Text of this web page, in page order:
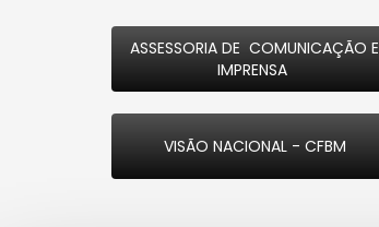
ASSESSORIA DE COMUNICAÇÃO E
IMPRENSA
VISÃO NACIONAL - CFBM